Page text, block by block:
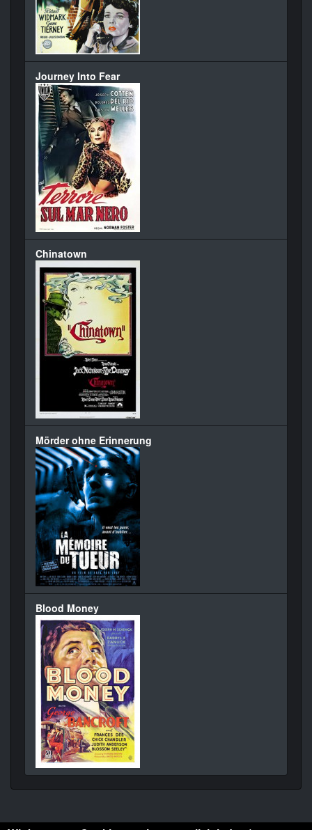
Journey Into Fear
Chinatown
Mörder ohne Erinnerung
Blood Money